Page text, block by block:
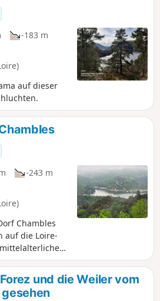
-183 m
auf dieser
-243 m
Chambles
auf die Loire-
Monts du
die Monts duund die Weiler vom